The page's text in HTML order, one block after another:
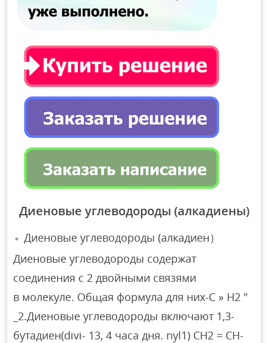
Диеновые углеводороды (алкадиены)
Диеновые углеводороды (алкадиен）
Диеновые углеводороды содержат
соединения с 2 двойными связями
в молекуле. Общая формула для них-C » H2 ″
_2.Диеновые углеводороды включают 1,3-
бутадиен(divi- 13, 4 часа дня. nyl1) CH2 = CH-